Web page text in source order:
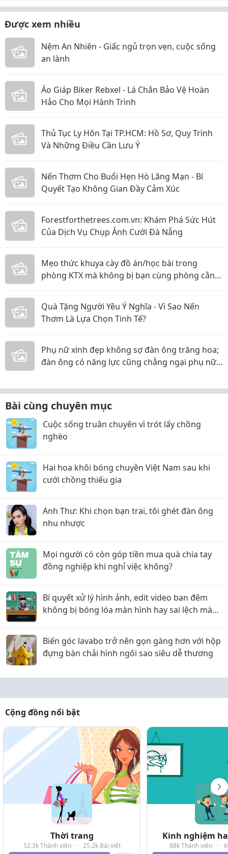
Được xem nhiều
Nệm An Nhiên - Giấc ngủ trọn vẹn, cuộc sống
an lành
Áo Giáp Biker Rebxel - Lá Chắn Bảo Vệ Hoàn
Hảo Cho Mọi Hành Trình
Thủ Tục Ly Hôn Tại TP.HCM: Hồ Sơ, Quy Trình
Và Những Điều Cần Lưu Ý
Nến Thơm Cho Buổi Hẹn Hò Lãng Mạn - Bí
Quyết Tạo Không Gian Đầy Cảm Xúc
Forestforthetrees.com.vn: Khám Phá Sức Hút
Của Dịch Vụ Chụp Ảnh Cưới Đà Nẵng
Mẹo thức khuya cày đồ án/học bài trong
phòng KTX mà không bị bạn cùng phòng cằn
Quà Tặng Người Yêu Ý Nghĩa - Vì Sao Nến
Thơm Là Lựa Chọn Tinh Tế?
Phụ nữ xinh đẹp không sợ đàn ông trăng hoa;
đàn ông có năng lực cũng chẳng ngại phụ nữ
Bài cùng chuyên mục
Cuộc sống truân chuyên vì trót lấy chồng
nghèo
Hai hoa khôi bóng chuyền Việt Nam sau khi
cưới chồng thiếu gia
Anh Thư: Khi chọn bạn trai, tôi ghét đàn ông
nhu nhược
Mọi người có còn góp tiền mua quà chia tay
đồng nghiệp khi nghỉ việc không?
Bí quyết xử lý hình ảnh, edit video ban đêm
không bị bóng lóa màn hình hay sai lệch màu
Biến góc lavabo trở nên gọn gàng hơn với hộp
đựng bàn chải hình ngôi sao siêu dễ thương
Cộng đồng nổi bật
Thời trang
52.3k Thành viên · 25.2k Bài viết
Kinh nghiệm
88k Thành viên ·